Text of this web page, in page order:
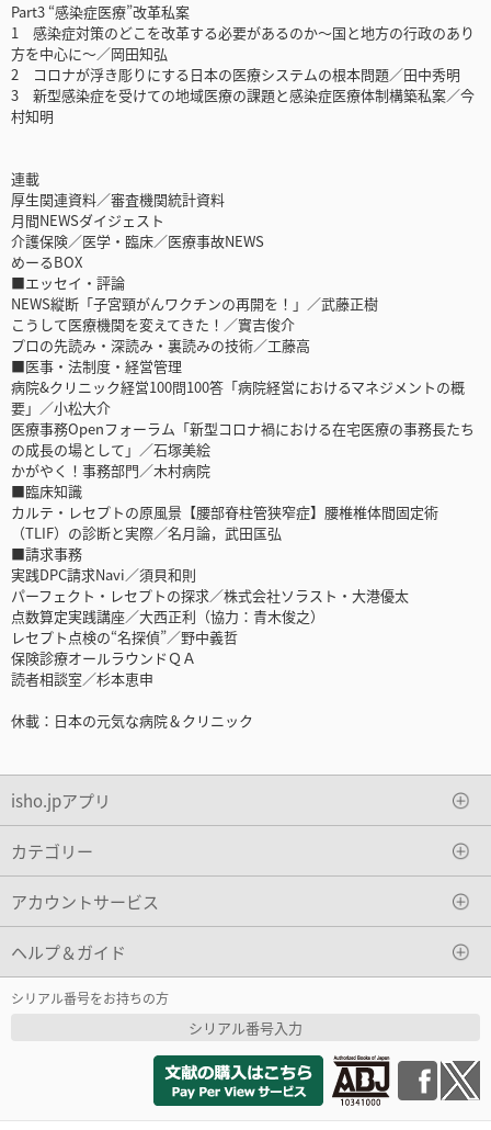
Part3 “感染症医療”改革私案
1 感染症対策のどこを改革する必要があるのか～国と地方の行政のあり
方を中心に～／岡田知弘
2 コロナが浮き彫りにする日本の医療システムの根本問題／田中秀明
3 新型感染症を受けての地域医療の課題と感染症医療体制構築私案／今
村知明
連載
厚生関連資料／審査機関統計資料
月間NEWSダイジェスト
介護保険／医学・臨床／医療事故NEWS
めーるBOX
■エッセイ・評論
NEWS縦断「子宮頸がんワクチンの再開を！」／武藤正樹
こうして医療機関を変えてきた！／實吉俊介
プロの先読み・深読み・裏読みの技術／工藤高
■医事・法制度・経営管理
病院&クリニック経営100問100答「病院経営におけるマネジメントの概
要」／小松大介
医療事務Openフォーラム「新型コロナ禍における在宅医療の事務長たち
の成長の場として」／石塚美絵
かがやく！事務部門／木村病院
■臨床知識
カルテ・レセプトの原風景【腰部脊柱管狭窄症】腰椎椎体間固定術
（TLIF）の診断と実際／名月論，武田匤弘
■請求事務
実践DPC請求Navi／須貝和則
パーフェクト・レセプトの探求／株式会社ソラスト・大港優太
点数算定実践講座／大西正利（協力：青木俊之）
レセプト点検の“名探偵”／野中義哲
保険診療オールラウンドＱＡ
読者相談室／杉本恵申
休載：日本の元気な病院＆クリニック
isho.jpアプリ
カテゴリー
アカウントサービス
ヘルプ＆ガイド
シリアル番号をお持ちの方
シリアル番号入力